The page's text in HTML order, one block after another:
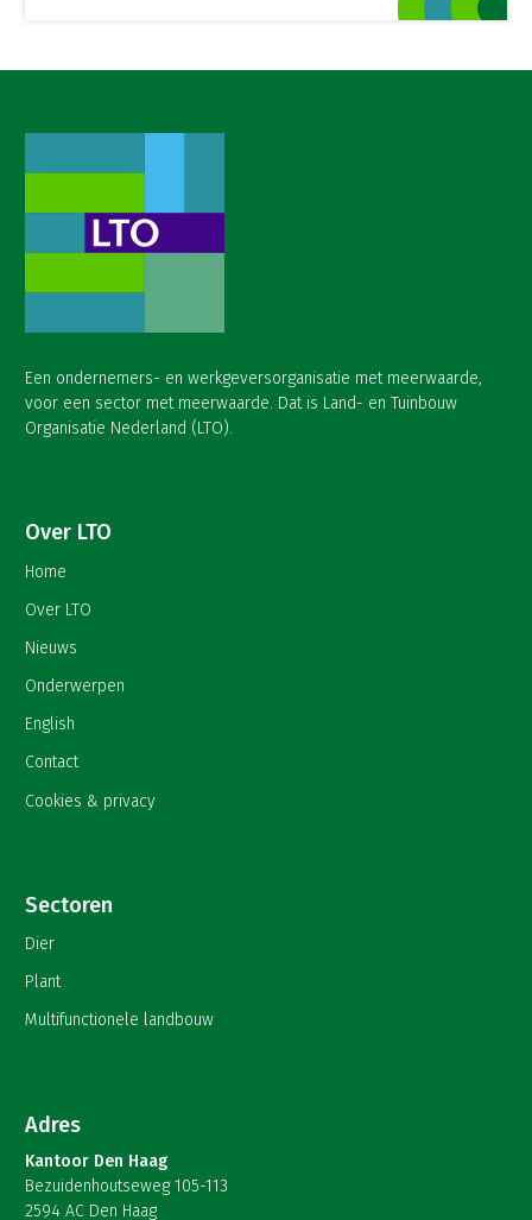
Een ondernemers- en werkgeversorganisatie met meerwaarde,
voor een sector met meerwaarde. Dat is Land- en Tuinbouw
Organisatie Nederland (LTO).
Over LTO
Home
Over LTO
Nieuws
Onderwerpen
English
Contact
Cookies & privacy
Sectoren
Dier
Plant
Multifunctionele landbouw
Adres
Kantoor Den Haag
Bezuidenhoutseweg 105-113
2594 AC Den Haag